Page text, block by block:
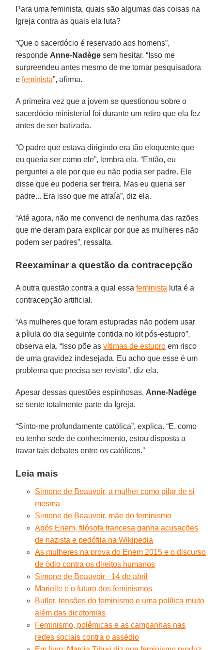
Para uma feminista, quais são algumas das coisas na
Igreja contra as quais ela luta?
“Que o sacerdócio é reservado aos homens”,
responde Anne-Nadège sem hesitar. “Isso me
surpreendeu antes mesmo de me tornar pesquisadora
efeminista”, afirma.
A primeira vez que a jovem se questionou sobre o
sacerdócio ministerial foi durante um retiro que ela fez
antes de ser batizada.
“O padre que estava dirigindo era tão eloquente que
eu queria ser como ele”, lembra ela. “Então, eu
perguntei a ele por que eu não podia ser padre. Ele
disse que eu poderia ser freira. Mas eu queria ser
padre... Era isso que me atraía”, diz ela.
“Até agora, não me convenci de nenhuma das razões
que me deram para explicar por que as mulheres não
podem ser padres”, ressalta.
Reexaminar a questão da contracepção
A outra questão contra a qual essafeminista luta é a
contracepção artificial.
“As mulheres que foram estupradas não podem usar
a pílula do dia seguinte contida no kit pós-estupro”,
observa ela. “Isso põe asvítimas de estupro em risco
de uma gravidez indesejada. Eu acho que esse é um
problema que precisa ser revisto”, diz ela.
Apesar dessas questões espinhosas, Anne-Nadège
se sente totalmente parte da Igreja.
“Sinto-me profundamente católica”, explica. “E, como
eu tenho sede de conhecimento, estou disposta a
travar tais debates entre os católicos.”
Leia mais
Simone de Beauvoir, a mulher como pilar de si
mesma
Simone de Beauvoir, mãe do feminismo
Após Enem, filósofa francesa ganha acusações
de nazista e pedófila na Wikipedia
As mulheres na prova do Enem 2015 e o discurso
de ódio contra os direitos humanos
Simone de Beauvoir - 14 de abril
Marielle e o futuro dos feminismos
Butler, tensões do feminismo e uma política muito
além das dicotomias
Feminismo, polêmicas e as campanhas nas
redes sociais contra o assédio